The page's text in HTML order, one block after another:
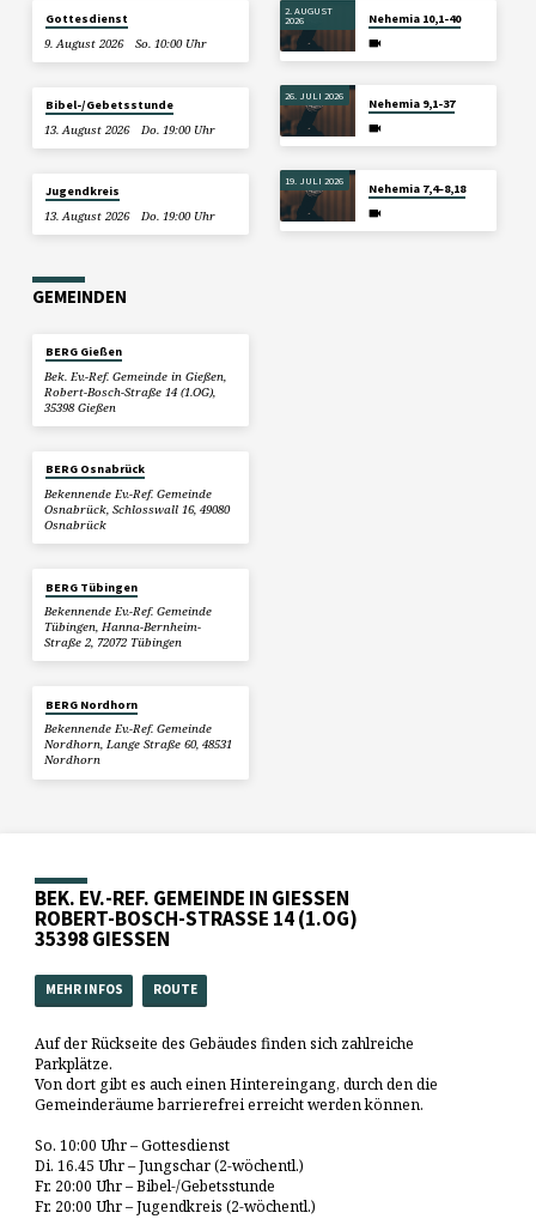
Gottesdienst
9. August 2026
So. 10:00 Uhr
Bibel-/Gebetsstunde
13. August 2026
Do. 19:00 Uhr
Jugendkreis
13. August 2026
Do. 19:00 Uhr
2. AUGUST
2026 Nehemia 10,1-40
26. JULI 2026
Nehemia 9,1-37
19. JULI 2026
Nehemia 7,4–8,18
GEMEINDEN
BERG Gießen
Bek. Ev.-Ref. Gemeinde in Gießen,
Robert-Bosch-Straße 14 (1.OG),
35398 Gießen
BERG Osnabrück
Bekennende Ev.-Ref. Gemeinde
Osnabrück, Schlosswall 16, 49080
Osnabrück
BERG Tübingen
Bekennende Ev.-Ref. Gemeinde
Tübingen, Hanna-Bernheim-
Straße 2, 72072 Tübingen
BERG Nordhorn
Bekennende Ev.-Ref. Gemeinde
Nordhorn, Lange Straße 60, 48531
Nordhorn
BEK. EV.-REF. GEMEINDE IN GIESSEN
ROBERT-BOSCH-STRASSE 14 (1.OG)
35398 GIESSEN
MEHR INFOS ROUTE
Auf der Rückseite des Gebäudes finden sich zahlreiche
Parkplätze.
Von dort gibt es auch einen Hintereingang, durch den die
Gemeinderäume barrierefrei erreicht werden können.
So. 10:00 Uhr – Gottesdienst
Di. 16.45 Uhr – Jungschar (2-wöchentl.)
Fr. 20:00 Uhr – Bibel-/Gebetsstunde
Fr. 20:00 Uhr – Jugendkreis (2-wöchentl.)